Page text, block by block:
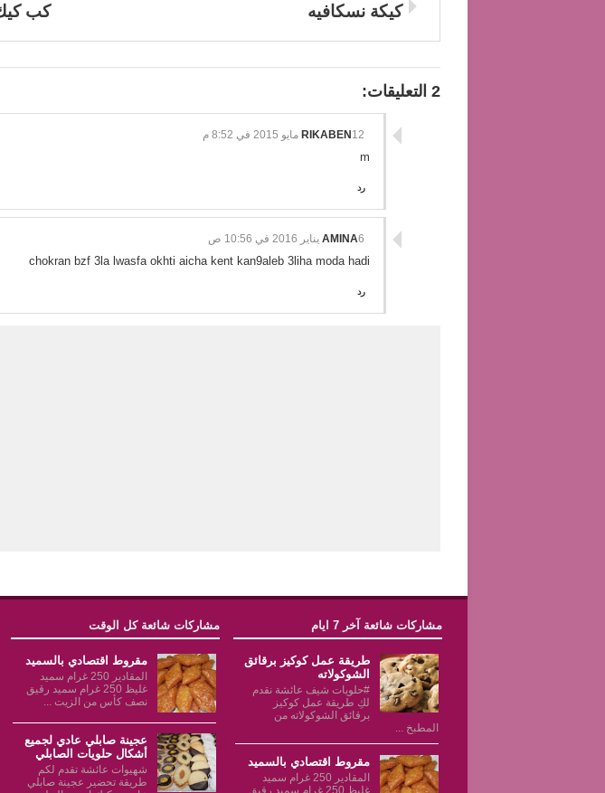
كب كيكة نسكافيه
2 التعليقات:
RIKABEN12 مايو 2015 في 8:52 م
m
رد
AMINA6 يناير 2016 في 10:56 ص
chokran bzf 3la lwasfa okhti aicha kent kan9aleb 3liha moda hadi
رد
مشاركات شائعة آخر 7 ايام
طريقة عمل كوكيز برقائق
الشوكولاته
#حلويات شيف عائشة نقدم
لكِ طريقة عمل كوكيز
برقائق الشوكولاته من
المطبخ ...
مقروط اقتصادي بالسميد
المقادير 250 غرام سميد
غليظ 250 غرام سميد رقيق
مشاركات شائعة كل الوقت
مقروط اقتصادي بالسميد
المقادير 250 غرام سميد
غليظ 250 غرام سميد رقيق
نصف كأس من الزيت ...
عجينة صابلي عادي لجميع
أشكال حلويات الصابلي
شهيوات عائشة تقدم لكم
طريقة تحضير عجينة صابلي